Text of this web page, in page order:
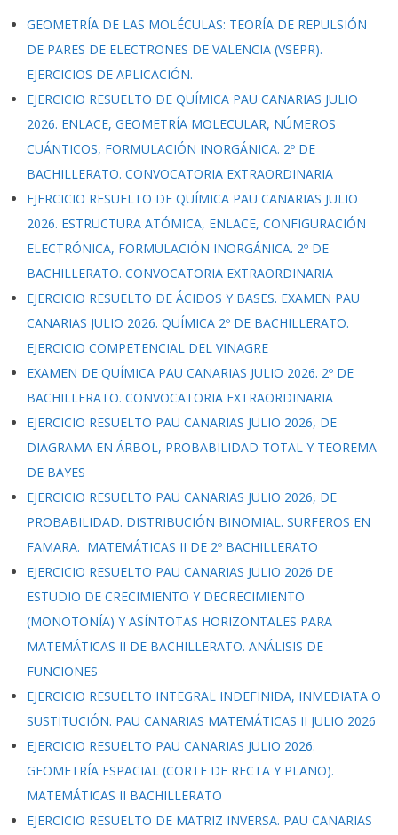
GEOMETRÍA DE LAS MOLÉCULAS: TEORÍA DE REPULSIÓN
DE PARES DE ELECTRONES DE VALENCIA (VSEPR).
EJERCICIOS DE APLICACIÓN.
EJERCICIO RESUELTO DE QUÍMICA PAU CANARIAS JULIO
2026. ENLACE, GEOMETRÍA MOLECULAR, NÚMEROS
CUÁNTICOS, FORMULACIÓN INORGÁNICA. 2º DE
BACHILLERATO. CONVOCATORIA EXTRAORDINARIA
EJERCICIO RESUELTO DE QUÍMICA PAU CANARIAS JULIO
2026. ESTRUCTURA ATÓMICA, ENLACE, CONFIGURACIÓN
ELECTRÓNICA, FORMULACIÓN INORGÁNICA. 2º DE
BACHILLERATO. CONVOCATORIA EXTRAORDINARIA
EJERCICIO RESUELTO DE ÁCIDOS Y BASES. EXAMEN PAU
CANARIAS JULIO 2026. QUÍMICA 2º DE BACHILLERATO.
EJERCICIO COMPETENCIAL DEL VINAGRE
EXAMEN DE QUÍMICA PAU CANARIAS JULIO 2026. 2º DE
BACHILLERATO. CONVOCATORIA EXTRAORDINARIA
EJERCICIO RESUELTO PAU CANARIAS JULIO 2026, DE
DIAGRAMA EN ÁRBOL, PROBABILIDAD TOTAL Y TEOREMA
DE BAYES
EJERCICIO RESUELTO PAU CANARIAS JULIO 2026, DE
PROBABILIDAD. DISTRIBUCIÓN BINOMIAL. SURFEROS EN
FAMARA. MATEMÁTICAS II DE 2º BACHILLERATO
EJERCICIO RESUELTO PAU CANARIAS JULIO 2026 DE
ESTUDIO DE CRECIMIENTO Y DECRECIMIENTO
(MONOTONÍA) Y ASÍNTOTAS HORIZONTALES PARA
MATEMÁTICAS II DE BACHILLERATO. ANÁLISIS DE
FUNCIONES
EJERCICIO RESUELTO INTEGRAL INDEFINIDA, INMEDIATA O
SUSTITUCIÓN. PAU CANARIAS MATEMÁTICAS II JULIO 2026
EJERCICIO RESUELTO PAU CANARIAS JULIO 2026.
GEOMETRÍA ESPACIAL (CORTE DE RECTA Y PLANO).
MATEMÁTICAS II BACHILLERATO
EJERCICIO RESUELTO DE MATRIZ INVERSA. PAU CANARIAS